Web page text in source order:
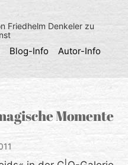
Friedhelm Denkeler zu
Blog-Info
Autor-Info
Momente